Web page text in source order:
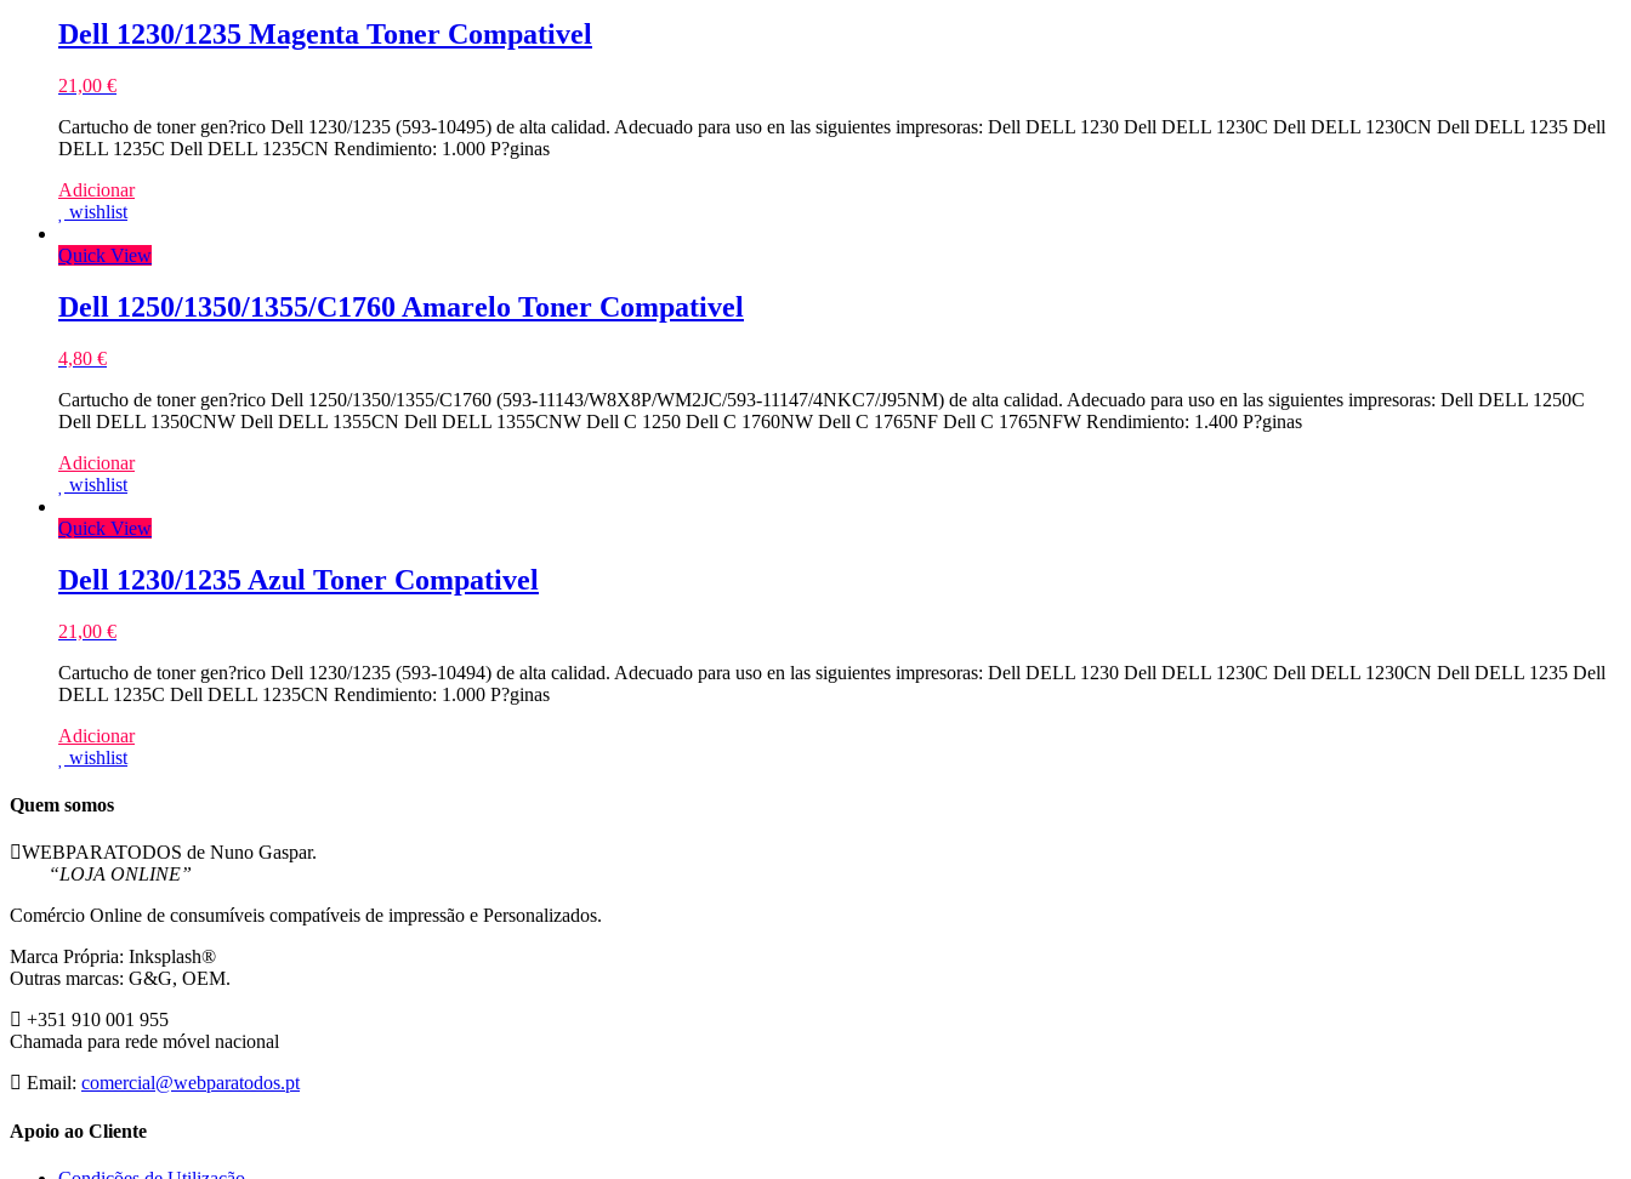
Dell 1230/1235 Magenta Toner Compativel
21,00 €
Cartucho de toner gen?rico Dell 1230/1235 (593-10495) de alta calidad. Adecuado para uso en las siguientes impresoras: Dell DELL 1230 Dell DELL 1230C Dell DELL 1230CN Dell DELL 1235 Dell
DELL 1235C Dell DELL 1235CN Rendimiento: 1.000 P?ginas
Adicionar
wishlist
Quick View
Dell 1250/1350/1355/C1760 Amarelo Toner Compativel
4,80 €
Cartucho de toner gen?rico Dell 1250/1350/1355/C1760 (593-11143/W8X8P/WM2JC/593-11147/4NKC7/J95NM) de alta calidad. Adecuado para uso en las siguientes impresoras: Dell DELL 1250C
Dell DELL 1350CNW Dell DELL 1355CN Dell DELL 1355CNW Dell C 1250 Dell C 1760NW Dell C 1765NF Dell C 1765NFW Rendimiento: 1.400 P?ginas
Adicionar
wishlist
Quick View
Dell 1230/1235 Azul Toner Compativel
21,00 €
Cartucho de toner gen?rico Dell 1230/1235 (593-10494) de alta calidad. Adecuado para uso en las siguientes impresoras: Dell DELL 1230 Dell DELL 1230C Dell DELL 1230CN Dell DELL 1235 Dell
DELL 1235C Dell DELL 1235CN Rendimiento: 1.000 P?ginas
Adicionar
wishlist
Quem somos
WEBPARATODOS de Nuno Gaspar.
“LOJA ONLINE”
Comércio Online de consumíveis compatíveis de impressão e Personalizados.
Marca Própria: Inksplash®
Outras marcas: G&G, OEM.
+351 910 001 955
Chamada para rede móvel nacional
Email: comercial@webparatodos.pt
Apoio ao Cliente